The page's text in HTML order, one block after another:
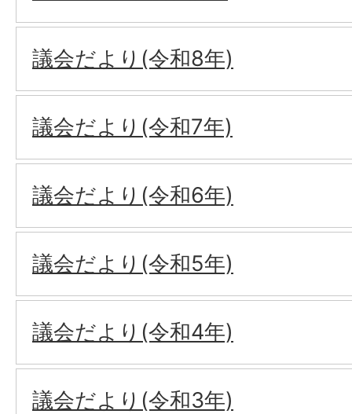
議会だより(令和8年)
議会だより(令和7年)
議会だより(令和6年)
議会だより(令和5年)
議会だより(令和4年)
議会だより(令和3年)